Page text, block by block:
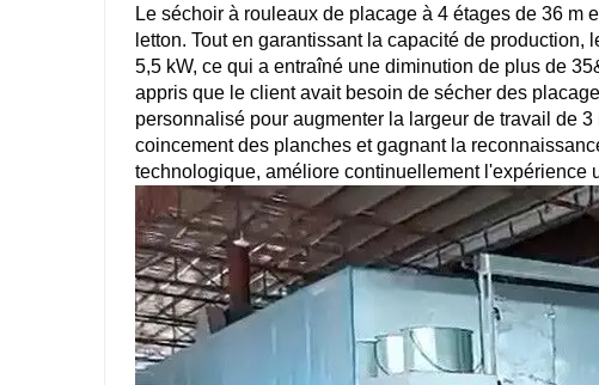
Le séchoir à rouleaux de placage à 4 étages de 36
letton. Tout en garantissant la capacité de
5,5 kW, ce qui a entraîné une diminution de plus de
appris que le client avait besoin de sécher des
personnalisé pour augmenter la largeur de travail de
coincement des planches et gagnant la
technologique, améliore continuellement l'expérience